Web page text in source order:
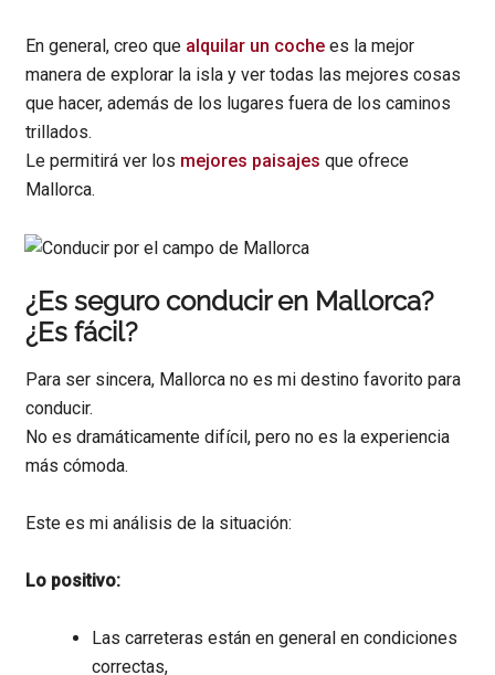
En general, creo que alquilar un coche es la mejor
manera de explorar la isla y ver todas las mejores cosas
que hacer, además de los lugares fuera de los caminos
trillados.
Le permitirá ver los mejores paisajes que ofrece
Mallorca.
¿Es seguro conducir en Mallorca?
¿Es fácil?
Para ser sincera, Mallorca no es mi destino favorito para
conducir.
No es dramáticamente difícil, pero no es la experiencia
más cómoda.
Este es mi análisis de la situación:
Lo positivo:
Las carreteras están en general en condiciones
correctas,